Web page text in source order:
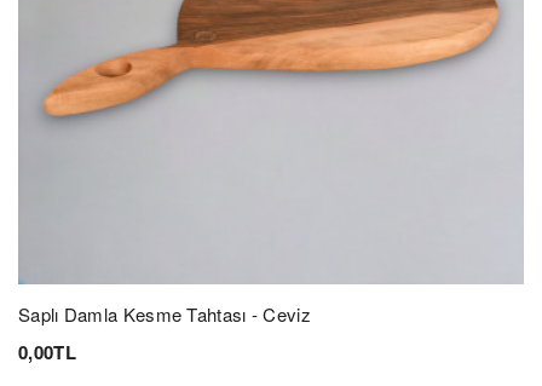
E-Posta Adresi *
Saplı Damla Kesme Tahtası - Ceviz
0,00TL